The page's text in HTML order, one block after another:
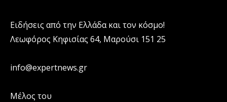
Ειδήσεις από την Ελλάδα και τον κόσμο!
Λεωφόρος Κηφισίας 64, Μαρούσι 151 25
info@expertnews.gr
Μέλος του